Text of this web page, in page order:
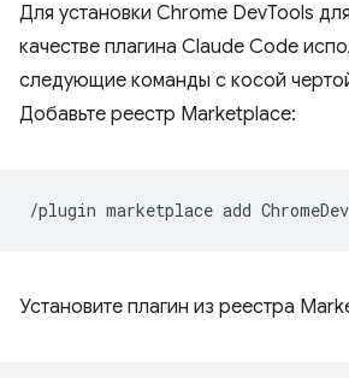
Для установки Chrome DevTools
качестве плагина Claude Code
следующие команды с косой
Добавьте реестр Marketplace:
/plugin marketplace add
Установите плагин из реестра